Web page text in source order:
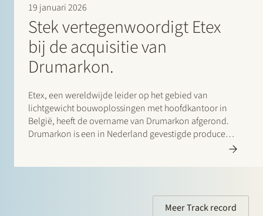
19 januari 2026
Stek vertegenwoordigt Etex
bij de acquisitie van
Drumarkon.
Etex, een wereldwijde leider op het gebied van
lichtgewicht bouwoplossingen met hoofdkantoor in
België, heeft de overname van Drumarkon afgerond.
Drumarkon is een in Nederland gevestigde producent
Meer Track record